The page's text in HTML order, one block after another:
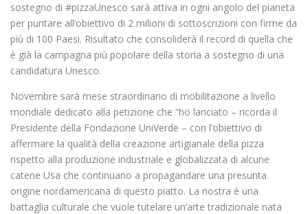
sostegno di #pizzaUnesco sarà attiva in ogni angolo del pianeta
per puntare all’obiettivo di 2 milioni di sottoscrizioni con firme da
più di 100 Paesi. Risultato che consoliderà il record di quella che
è già la campagna più popolare della storia a sostegno di una
candidatura Unesco.
Novembre sarà mese straordinario di mobilitazione a livello
mondiale dedicato alla petizione che “ho lanciato – ricorda il
Presidente della Fondazione UniVerde – con l’obiettivo di
affermare la qualità della creazione artigianale della pizza
rispetto alla produzione industriale e globalizzata di alcune
catene Usa che continuano a propagandare una presunta
origine nordamericana di questo piatto. La nostra è una
battaglia culturale che vuole tutelare un’arte tradizionale nata